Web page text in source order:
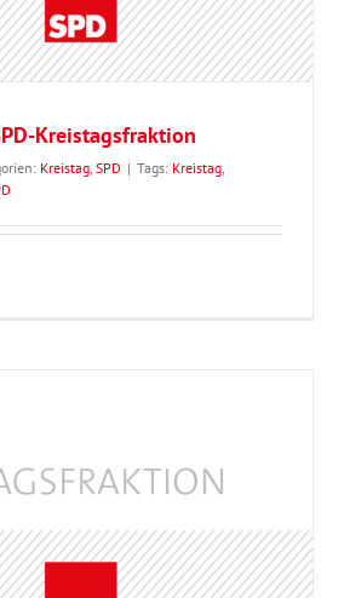
Kreistagsfraktion
Kreistag, SPD | Tags: Kreistag,